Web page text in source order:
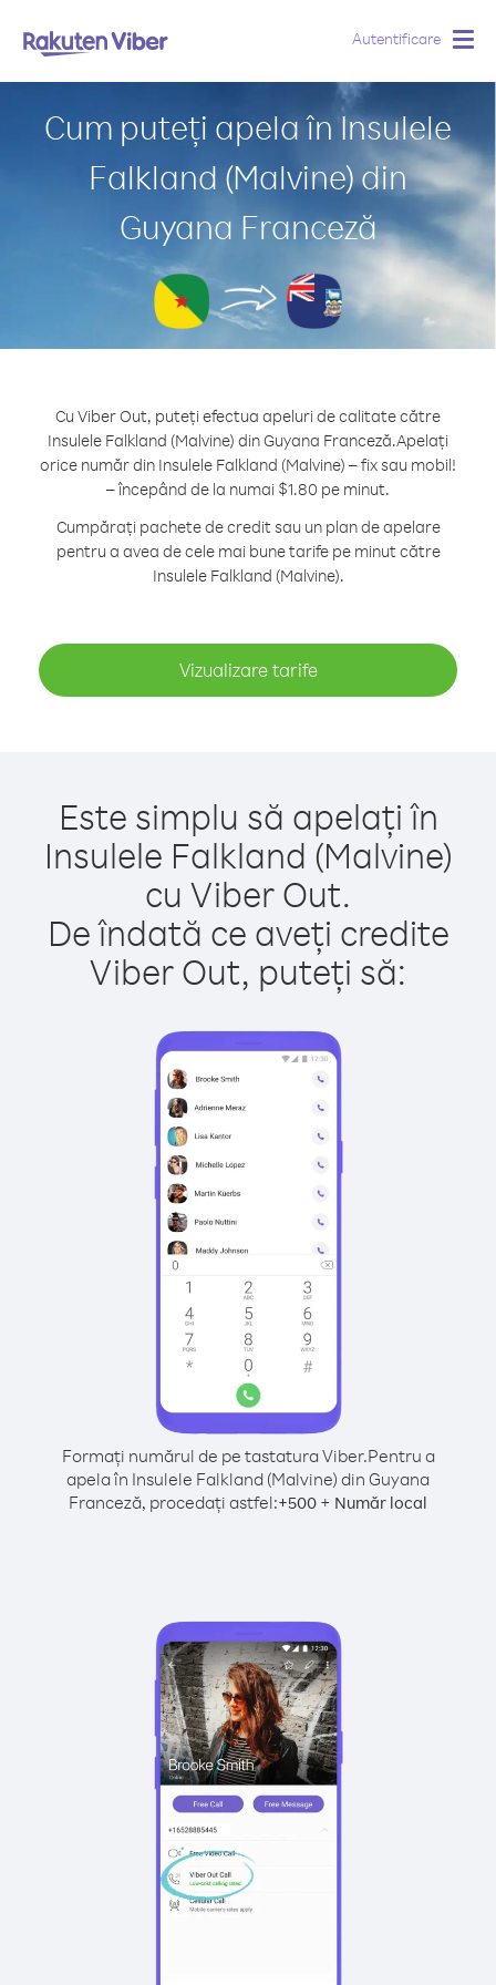
Autentificare
Cum puteți apela în Insulele
Falkland (Malvine) din
Guyana Franceză
Cu Viber Out, puteți efectua apeluri de calitate către
Insulele Falkland (Malvine) din Guyana Franceză.Apelați
orice număr din Insulele Falkland (Malvine) – fix sau mobil!
– începând de la numai $1.80 pe minut.
Cumpărați pachete de credit sau un plan de apelare
pentru a avea de cele mai bune tarife pe minut către
Insulele Falkland (Malvine).
Vizualizare tarife
Este simplu să apelați în
Insulele Falkland (Malvine)
cu Viber Out.
De îndată ce aveți credite
Viber Out, puteți să:
Formați numărul de pe tastatura Viber.Pentru a
apela în Insulele Falkland (Malvine) din Guyana
Franceză, procedați astfel:+500 + Număr local